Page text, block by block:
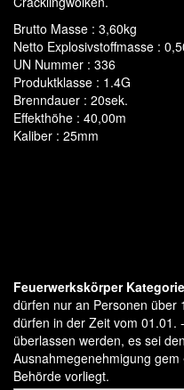
Triplex
Tropic
Volt
Knaller & Co
Leuchtfeuerwerk
Party & Jugend
Feuer & Flamme
Brutto Masse : 3,60kg
Netto Explosivstoffmasse :
UN Nummer : 336
Produktklasse : 1.4G
Brenndauer : 20sek.
Effekthöhe : 40,00m
Kaliber : 25mm
Feuerwerkskörper
dürfen nur an Personen über
dürfen in der Zeit vom 01.01.
überlassen werden, es sei
Ausnahmegenehmigung
Behörde vorliegt.